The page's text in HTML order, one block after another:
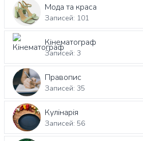
Мода та краса
Записей: 101
Кінематограф
Записей: 3
Правопис
Записей: 35
Кулінарія
Записей: 56